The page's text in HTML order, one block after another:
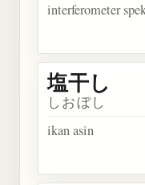
interferometer
塩干し
しおぼし
ikan asin